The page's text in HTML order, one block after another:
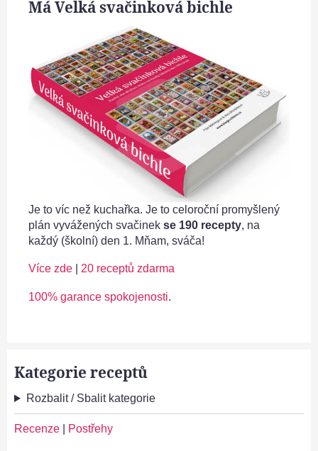
Má Velká svačinková bichle
Je to víc než kuchařka. Je to celoroční promyšlený
plán vyvážených svačinek se 190 recepty, na
každý (školní) den 1. Mňam, sváča!
Více zde 20 receptů zdarma
100% garance spokojenosti.
Kategorie receptů
Rozbalit / Sbalit kategorie
Recenze Postřehy